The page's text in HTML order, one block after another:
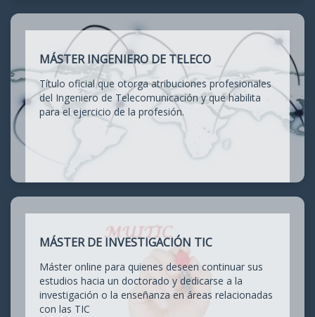
MÁSTER INGENIERO DE TELECO
Título oficial que otorga atribuciones profesionales
del Ingeniero de Telecomunicación y que habilita
para el ejercicio de la profesión.
MÁSTER DE INVESTIGACIÓN TIC
Máster online para quienes deseen continuar sus
estudios hacia un doctorado y dedicarse a la
investigación o la enseñanza en áreas relacionadas
con las TIC